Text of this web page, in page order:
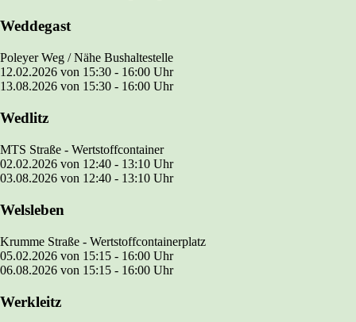
Weddegast
Poleyer Weg / Nähe Bushaltestelle
12.02.2026 von 15:30 - 16:00 Uhr
13.08.2026 von 15:30 - 16:00 Uhr
Wedlitz
MTS Straße - Wertstoffcontainer
02.02.2026 von 12:40 - 13:10 Uhr
03.08.2026 von 12:40 - 13:10 Uhr
Welsleben
Krumme Straße - Wertstoffcontainerplatz
05.02.2026 von 15:15 - 16:00 Uhr
06.08.2026 von 15:15 - 16:00 Uhr
Werkleitz